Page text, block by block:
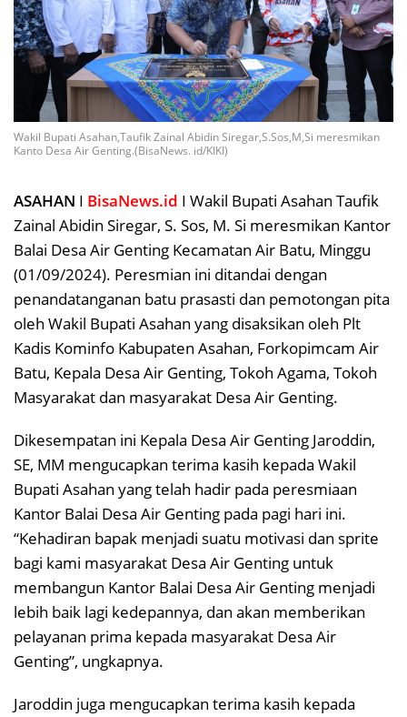
Wakil Bupati Asahan,Taufik Zainal Abidin Siregar,S.Sos,M,Si meresmikan
Kanto Desa Air Genting.(BisaNews. id/KIKI)
ASAHAN I BisaNews.id I Wakil Bupati Asahan Taufik
Zainal Abidin Siregar, S. Sos, M. Si meresmikan Kantor
Balai Desa Air Genting Kecamatan Air Batu, Minggu
(01/09/2024). Peresmian ini ditandai dengan
penandatanganan batu prasasti dan pemotongan pita
oleh Wakil Bupati Asahan yang disaksikan oleh Plt
Kadis Kominfo Kabupaten Asahan, Forkopimcam Air
Batu, Kepala Desa Air Genting, Tokoh Agama, Tokoh
Masyarakat dan masyarakat Desa Air Genting.
Dikesempatan ini Kepala Desa Air Genting Jaroddin,
SE, MM mengucapkan terima kasih kepada Wakil
Bupati Asahan yang telah hadir pada peresmiaan
Kantor Balai Desa Air Genting pada pagi hari ini.
“Kehadiran bapak menjadi suatu motivasi dan sprite
bagi kami masyarakat Desa Air Genting untuk
membangun Kantor Balai Desa Air Genting menjadi
lebih baik lagi kedepannya, dan akan memberikan
pelayanan prima kepada masyarakat Desa Air
Genting”, ungkapnya.
Jaroddin juga mengucapkan terima kasih kepada